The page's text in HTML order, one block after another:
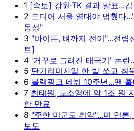
1 [속보] 강원·TK 결과 발표...
2 드디어 서울 열대야 멈췄다
동성"
3 "바이든, 뼈까지 전이"...전립
트]
4 '거꾸로 그려진 태극기' 논란
5 단거리미사일 한 발 쏘고 침
6 블랙핑크 데뷔 10주년...팬
7 최태원, 노소영에 약 1조 원
한 만료
8 "주한 미군도 취약"...미 언론
보도